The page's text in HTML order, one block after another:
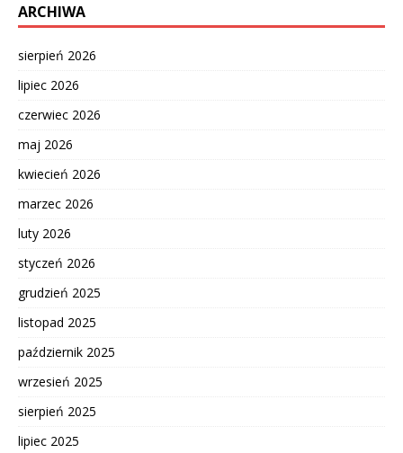
ARCHIWA
sierpień 2026
lipiec 2026
czerwiec 2026
maj 2026
kwiecień 2026
marzec 2026
luty 2026
styczeń 2026
grudzień 2025
listopad 2025
październik 2025
wrzesień 2025
sierpień 2025
lipiec 2025